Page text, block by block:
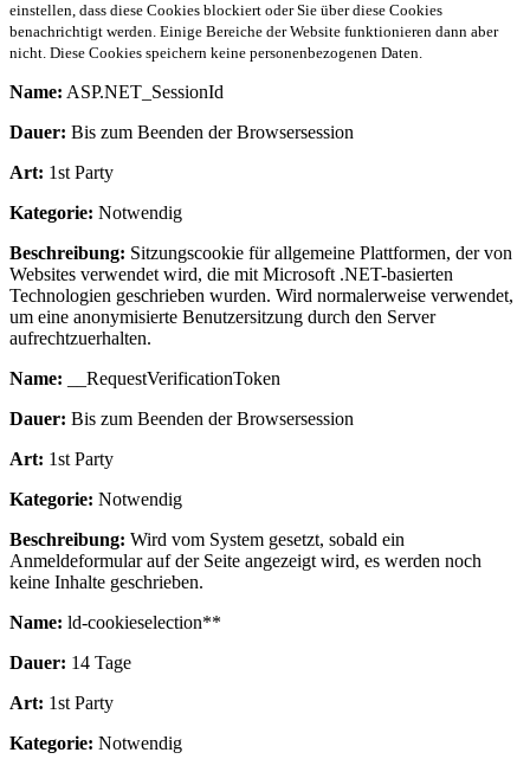
einstellen, dass diese Cookies blockiert oder Sie über diese Cookies
benachrichtigt werden. Einige Bereiche der Website funktionieren dann aber
nicht. Diese Cookies speichern keine personenbezogenen Daten.
Name: ASP.NET_SessionId
Dauer: Bis zum Beenden der Browsersession
Art: 1st Party
Kategorie: Notwendig
Beschreibung: Sitzungscookie für allgemeine Plattformen, der von
Websites verwendet wird, die mit Microsoft .NET-basierten
Technologien geschrieben wurden. Wird normalerweise verwendet,
um eine anonymisierte Benutzersitzung durch den Server
aufrechtzuerhalten.
Name: __RequestVerificationToken
Dauer: Bis zum Beenden der Browsersession
Art: 1st Party
Kategorie: Notwendig
Beschreibung: Wird vom System gesetzt, sobald ein
Anmeldeformular auf der Seite angezeigt wird, es werden noch
keine Inhalte geschrieben.
Name: ld-cookieselection**
Dauer: 14 Tage
Art: 1st Party
Kategorie: Notwendig